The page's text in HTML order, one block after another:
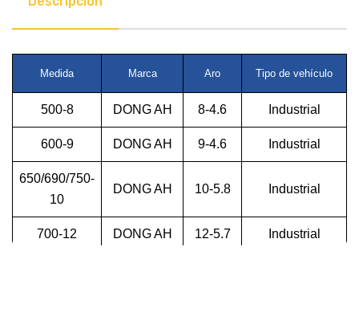
Medida Marca Aro Tipo de vehículo
500-8 DONG AH 8-4.6 Industrial
600-9 DONG AH 9-4.6 Industrial
650/690/750-
10
DONG AH 10-5.8 Industrial
700-12 DONG AH 12-5.7 Industrial